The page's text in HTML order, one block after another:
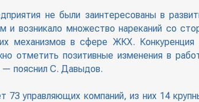
не были заинтересованы в
и возникало множество нареканий со
механизмов в сфере ЖКХ.
отметить позитивные изменения в
— пояснил С. Давыдов.
73 управляющих компаний, из них 14